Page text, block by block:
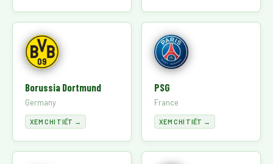
Borussia Dortmund
Germany
XEM CHI TIẾT →
PSG
France
XEM CHI TIẾT →